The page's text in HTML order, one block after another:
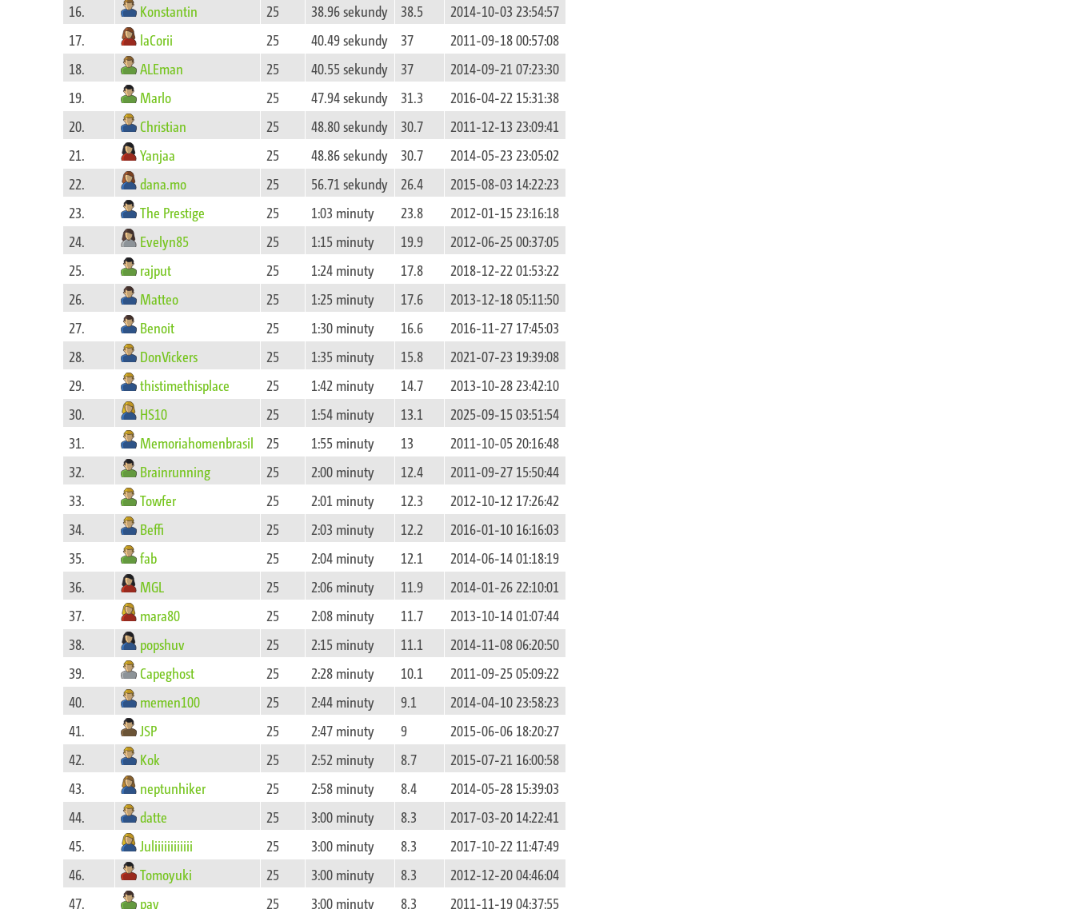
16.
Konstantin 25 38.96 sekundy 38.5
2014-10-03 23:54:57
17.
laCorii 25 40.49 sekundy 37
2011-09-18 00:57:08
18.
ALEman 25 40.55 sekundy 37
2014-09-21 07:23:30
19.
Marlo 25 47.94 sekundy 31.3
2016-04-22 15:31:38
20.
Christian 25 48.80 sekundy 30.7
2011-12-13 23:09:41
21.
Yanjaa 25 48.86 sekundy 30.7
2014-05-23 23:05:02
22.
dana.mo 25 56.71 sekundy 26.4
2015-08-03 14:22:23
23.
The Prestige 25 1:03 minuty 23.8
2012-01-15 23:16:18
24.
Evelyn85 25 1:15 minuty 19.9
2012-06-25 00:37:05
25.
rajput 25 1:24 minuty 17.8
2018-12-22 01:53:22
26.
Matteo 25 1:25 minuty 17.6
2013-12-18 05:11:50
27.
Benoit 25 1:30 minuty 16.6
2016-11-27 17:45:03
28.
DonVickers 25 1:35 minuty 15.8
2021-07-23 19:39:08
29.
thistimethisplace 25 1:42 minuty 14.7
2013-10-28 23:42:10
30.
HS10 25 1:54 minuty 13.1
2025-09-15 03:51:54
31.
Memoriahomenbrasil 25 1:55 minuty 13
2011-10-05 20:16:48
32.
Brainrunning 25 2:00 minuty 12.4
2011-09-27 15:50:44
33.
Towfer 25 2:01 minuty 12.3
2012-10-12 17:26:42
34.
Beffi 25 2:03 minuty 12.2
2016-01-10 16:16:03
35.
fab 25 2:04 minuty 12.1
2014-06-14 01:18:19
36.
MGL 25 2:06 minuty 11.9
2014-01-26 22:10:01
37.
mara80 25 2:08 minuty 11.7
2013-10-14 01:07:44
38.
popshuv 25 2:15 minuty 11.1
2014-11-08 06:20:50
39.
Capeghost 25 2:28 minuty 10.1
2011-09-25 05:09:22
40.
memen100 25 2:44 minuty 9.1
2014-04-10 23:58:23
41.
JSP 25 2:47 minuty 9
2015-06-06 18:20:27
42.
Kok 25 2:52 minuty 8.7
2015-07-21 16:00:58
43.
neptunhiker 25 2:58 minuty 8.4
2014-05-28 15:39:03
44.
datte 25 3:00 minuty 8.3
2017-03-20 14:22:41
45.
Juliiiiiiiiiiii 25 3:00 minuty 8.3
2017-10-22 11:47:49
46.
Tomoyuki 25 3:00 minuty 8.3
2012-12-20 04:46:04
47.
pav 25 3:00 minuty 8.3
2011-11-19 04:37:55